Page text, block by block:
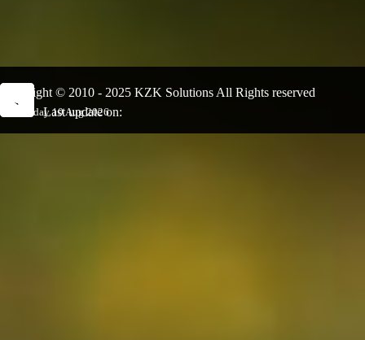
Copyright © 2010 - 2025 KZK Solutions All Rights reserved
Last update on:
Monday 10 Aug 2026